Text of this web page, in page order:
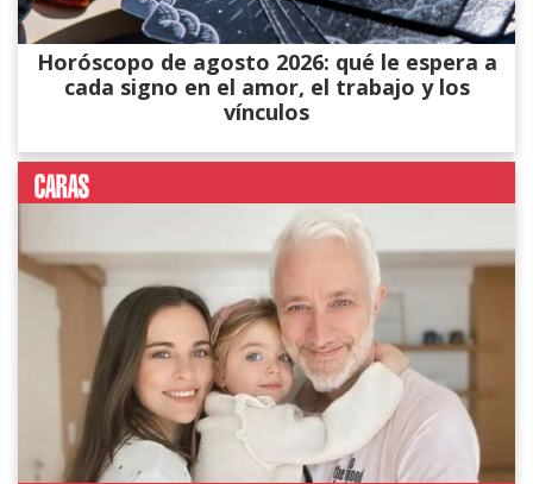
Horóscopo de agosto 2026: qué le espera a
cada signo en el amor, el trabajo y los
vínculos